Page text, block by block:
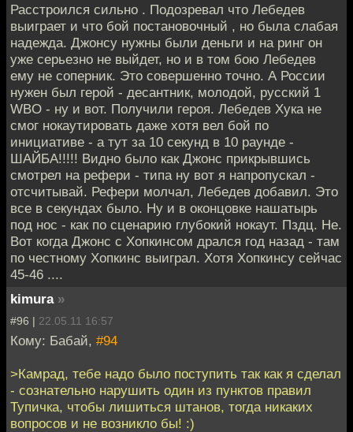
Расстроился сильно . Подозревал что Лебедев
выиграет и что бой постановочный , но была слабая
надежда. Джонсу нужны были деньги и на ринг он
уже серьезно не выйдет, но и в том бою Лебедев
ему не соперник. Это совершенно точно. А России
нужен был герой - десантник, молодой, русский 1
WBO - ну и вот. Получили героя. Лебедев Хука не
смог нокаутировать даже хотя вел бой по
инициативе - а тут за 10 секунд в 10 раунде -
ШАЙБА!!!!! Видно было как Джонс прикрывшись
смотрел на рефери - типа ну вот я напропускал -
отсчитывай. Рефери молчал, Лебедев добавил. Это
все в секундах было. Ну и в оконцовке нашатырь
под нос - как по сценарию глубокий нокаут. Пздц. Не.
Вот когда Джонс с Хопкинсом дрался год назад - там
по честному Хопкинс выиграл. Хотя Хопкинсу сейчас
45-46 ....
kimura »
#96 | 22.05.11 16:57
Кому: Бабай, #94
>Камрад, тебе надо было поступить так как я сделал
- сознательно нарушить один из пунктов правил
Тупичка, чтобы лишиться штанов, тогда никаких
вопросов и не возникло бы! :)